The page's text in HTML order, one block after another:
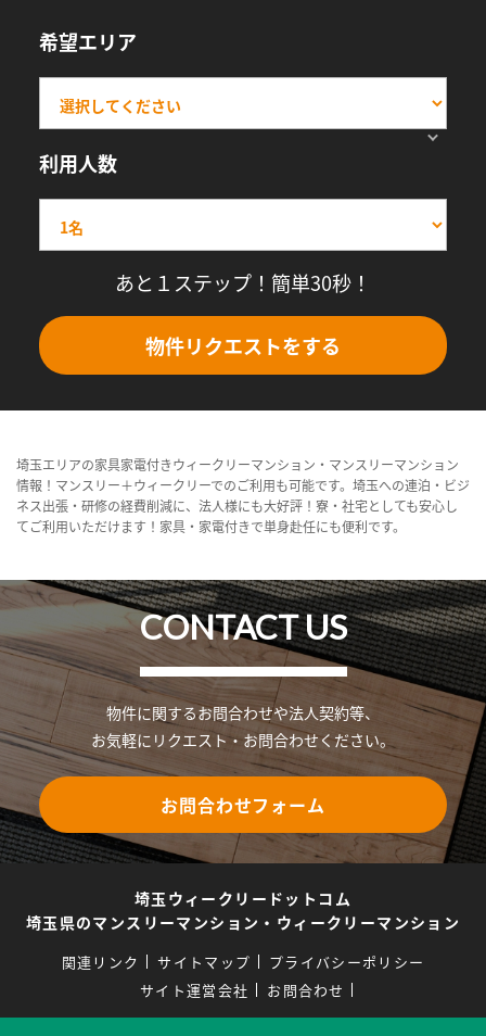
希望エリア
利用人数
あと１ステップ！簡単30秒！
物件リクエストをする
埼玉エリアの家具家電付きウィークリーマンション・マンスリーマンション
情報！マンスリー＋ウィークリーでのご利用も可能です。埼玉への連泊・ビジ
ネス出張・研修の経費削減に、法人様にも大好評！寮・社宅としても安心し
てご利用いただけます！家具・家電付きで単身赴任にも便利です。
CONTACT US
物件に関するお問合わせや法人契約等、
お気軽にリクエスト・お問合わせください。
お問合わせフォーム
埼玉ウィークリードットコム
埼玉県のマンスリーマンション・ウィークリーマンション
関連リンク サイトマップ
プライバシーポリシー
サイト運営会社
お問合わせ